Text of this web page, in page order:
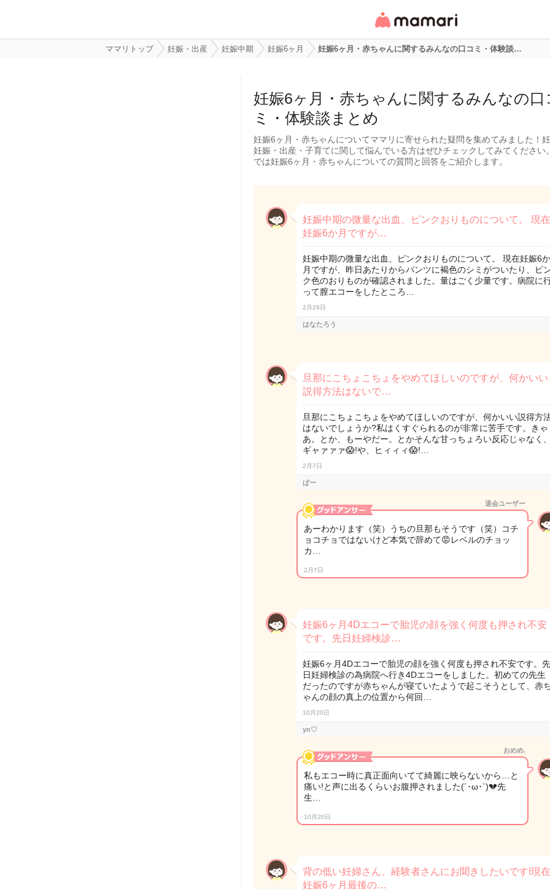
リ・情報サイト
ママリトップ 妊娠・出産 妊娠中期 妊娠6ヶ月 妊娠6ヶ月・赤ちゃんに関するみんなの口コミ・体験談…
妊娠6ヶ月・赤ちゃんに関するみんなの口
ミ・体験談まとめ
妊娠6ヶ月・赤ちゃんについてママリに寄せられた疑問を集めてみました！
妊娠・出産・子育てに関して悩んでいる方はぜひチェックしてみてください
では妊娠6ヶ月・赤ちゃんについての質問と回答をご紹介します。
妊娠中期の微量な出血、ピンクおりものについて。 現在
妊娠6か月ですが…
妊娠中期の微量な出血、ピンクおりものについて。 現在妊娠6か
月ですが、昨日あたりからパンツに褐色のシミがついたり、ピ
ク色のおりものが確認されました。量はごく少量です。病院に
って膣エコーをしたところ…
2月29日
はなたろう
旦那にこちょこちょをやめてほしいのですが、何かいい
説得方法はないで…
旦那にこちょこちょをやめてほしいのですが、何かいい説得方
はないでしょうか?私はくすぐられるのが非常に苦手です。きゃ
あ。とか、もーやだー。とかそんな甘っちょろい反応じゃなく
ギャァァァ😱!や、ヒィィィ😱!…
2月7日
ぱー
退会ユーザー
あーわかります（笑）うちの旦那もそうです（笑）コチ
ョコチョではないけど本気で辞めて😡レベルのチョッ
カ…
2月7日
妊娠6ヶ月4Dエコーで胎児の顔を強く何度も押され不安
です。先日妊婦検診…
妊娠6ヶ月4Dエコーで胎児の顔を強く何度も押され不安です。先
日妊婦検診の為病院へ行き4Dエコーをしました。初めての先生
だったのですが赤ちゃんが寝ていたようで起こそうとして、赤
ゃんの顔の真上の位置から何回…
10月20日
yn♡
おめめ.
私もエコー時に真正面向いてて綺麗に映らないから…と
痛い!と声に出るくらいお腹押されました(´･ω･`)💔先
生…
10月20日
背の低い妊婦さん、経験者さんにお聞きしたいです!現在
妊娠6ヶ月最後の…